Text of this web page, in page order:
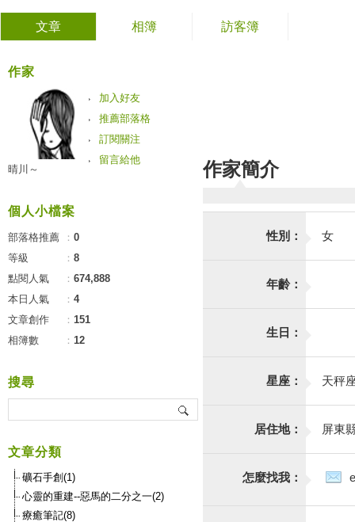
文章 相簿 訪客簿
作家簡介
性別： 女
年齡：
生日：
星座： 天秤
居住地： 屏東
怎麼找我：
作家
加入好友
推薦部落格
訂閱關注
留言給他
晴川～
個人小檔案
部落格推薦 ： 0
等級
： 8
點閱人氣
： 674,888
本日人氣
： 4
文章創作
： 151
相簿數
： 12
搜尋
文章分類
礦石手創(1)
心靈的重建--惡馬的二分之一(2)
療癒筆記(8)